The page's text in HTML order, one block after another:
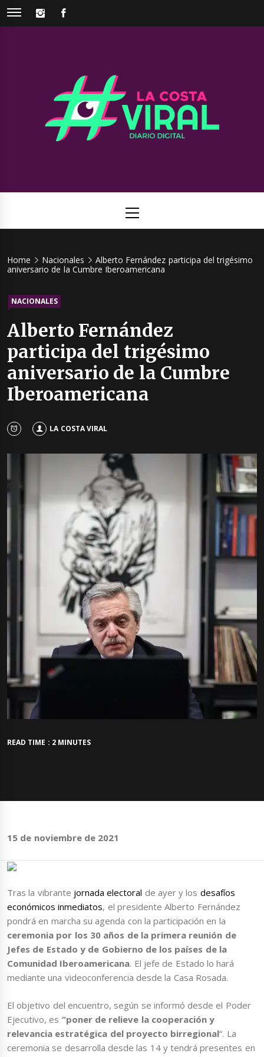
Skip
INSTAGRAM
Viral
Menu
Home Nacionales
Alberto Fernández participa del trigésimo
aniversario de la Cumbre Iberoamericana
NACIONALES
Alberto Fernández
participa del trigésimo
aniversario de la Cumbre
Iberoamericana
LA COSTA VIRAL
READ TIME : 2 MINUTES
15 de noviembre de 2021
Tras la vibrante jornada electoral de ayer y los desafíos
económicos inmediatos, el presidente Alberto Fernández
pondrá en marcha su agenda con la participación en la
ceremonia por los 30 años de la primera reunión de
Jefes de Estado y de Gobierno de los países de la
Comunidad Iberoamericana. El jefe de Estado lo hará
mediante una videoconferencia desde la Casa Rosada.
El objetivo del encuentro, según se informó desde el Poder
Ejecutivo, es “poner de relieve la cooperación y
relevancia estratégica del proyecto birregional“. La
ceremonia se desarrolla desde las 14 y tendrá presentes en